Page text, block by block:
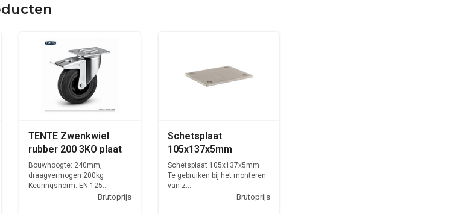
TENTE Zwenkwiel
rubber 200 3KO plaat
met rem
Bouwhoogte: 240mm,
draagvermogen 200kg
Keuringsnorm: EN 125...
Schetsplaat
105x137x5mm
Schetsplaat 105x137x5mm
Te gebruiken bij het monteren
van z...